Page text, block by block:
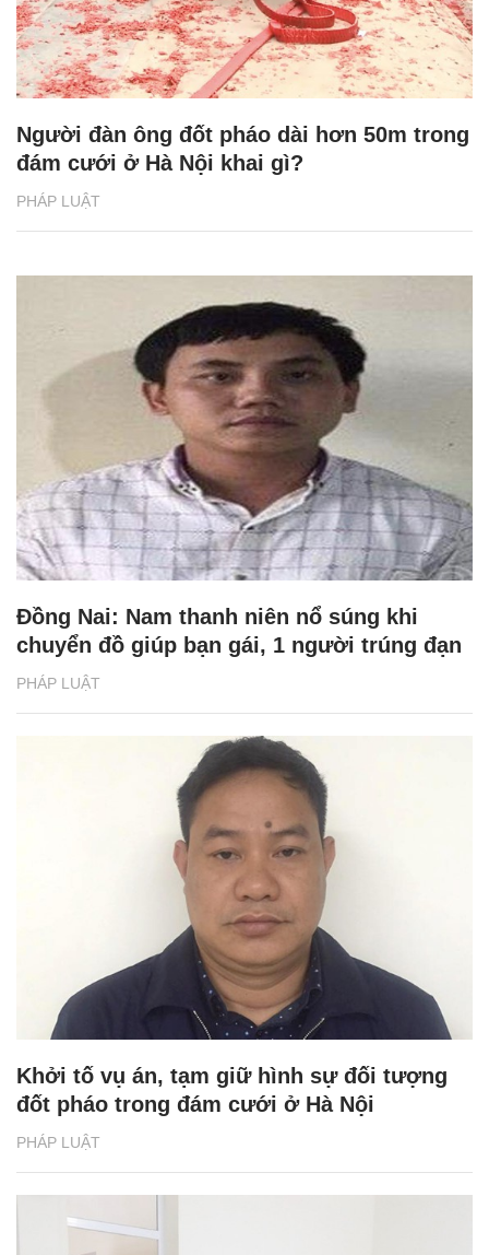
PHÁP LUẬT
Người đàn ông đốt pháo dài hơn 50m trong
đám cưới ở Hà Nội khai gì?
PHÁP LUẬT
Đồng Nai: Nam thanh niên nổ súng khi
chuyển đồ giúp bạn gái, 1 người trúng đạn
PHÁP LUẬT
Khởi tố vụ án, tạm giữ hình sự đối tượng
đốt pháo trong đám cưới ở Hà Nội